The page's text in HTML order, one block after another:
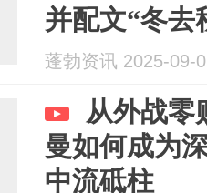
并配文“冬去
蓬勃资讯 2025-09-
从外战零
曼如何成为
中流砥柱